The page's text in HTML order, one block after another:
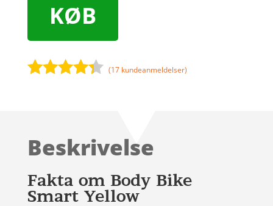
KØB
på
mmelser
(17 kundeanmeldelser)
Beskrivelse
Fakta om Body Bike
Smart Yellow